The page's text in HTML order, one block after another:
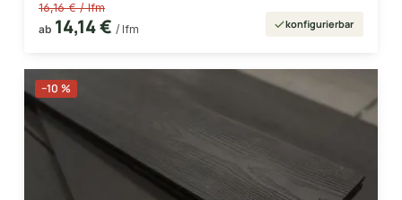
16,16 € / lfm
ab 14,14 € / lfm konfigurierbar
−10 %